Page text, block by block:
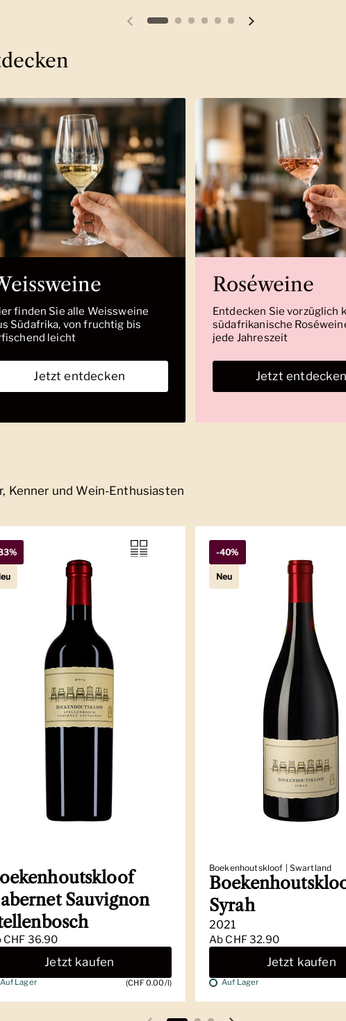
Vorherige Folie Nächste Folie
finden Sie alle Weissweine
Südafrika, von fruchtig bis
leicht
Jetzt entdecken
Roséweine
Entdecken Sie vorzüglich
südafrikanische
jede Jahreszeit
Jetzt
Kenner und Wein-Enthusiasten
Sauvignon
CHF 36.90
Jetzt kaufen
Auf Lager (CHF 0.00/l)
Boekenhoutskloof | Swartland
Syrah
2021
Ab CHF 32.90
Jetzt kaufen
Auf Lager
-40%
Neu